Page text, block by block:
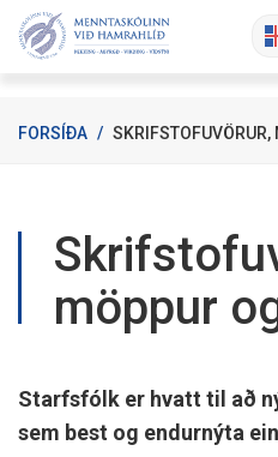
Fara
FORSÍÐA / SKRIFSTOFUVÖRUR,
möppur
Starfsfólk er hvatt til að
sem best og endurnýta